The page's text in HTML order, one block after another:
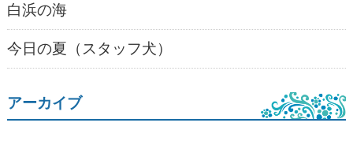
白浜の海
今日の夏（スタッフ犬）
アーカイブ